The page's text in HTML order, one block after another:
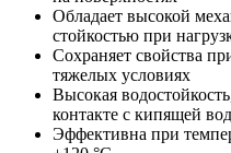
Обладает высокой
стойкостью при
Сохраняет свойства
тяжелых условиях
Высокая
контакте с кипящей
Эффективна при